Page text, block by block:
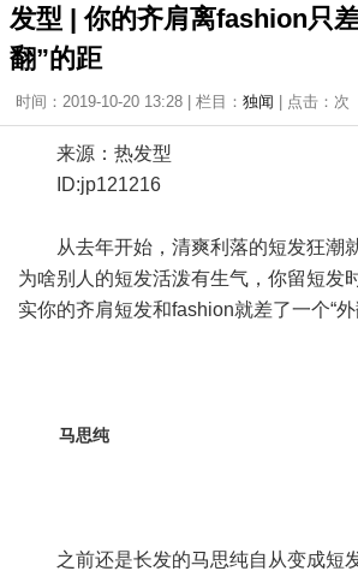
发型 | 你的齐肩离fashion只
翻”的距
时间：2019-10-20 13:28 | 栏目： 独闻 | 点击： 次
来源：热发型
ID:jp121216
从去年开始，清爽利落的短发狂潮
为啥别人的短发活泼有生气，你留短发
实你的齐肩短发和fashion就差了一个“外
马思纯
之前还是长发的马思纯自从变成短